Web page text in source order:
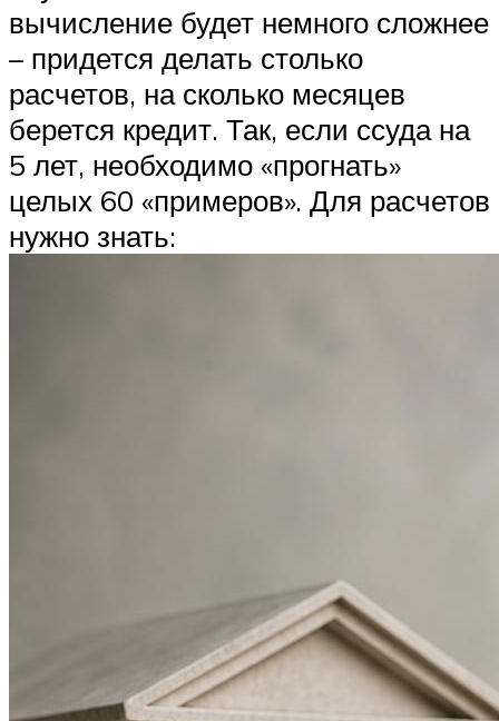
вычисление будет немного сложнее
– придется делать столько
расчетов, на сколько месяцев
берется кредит. Так, если ссуда на
5 лет, необходимо «прогнать»
целых 60 «примеров». Для расчетов
нужно знать: